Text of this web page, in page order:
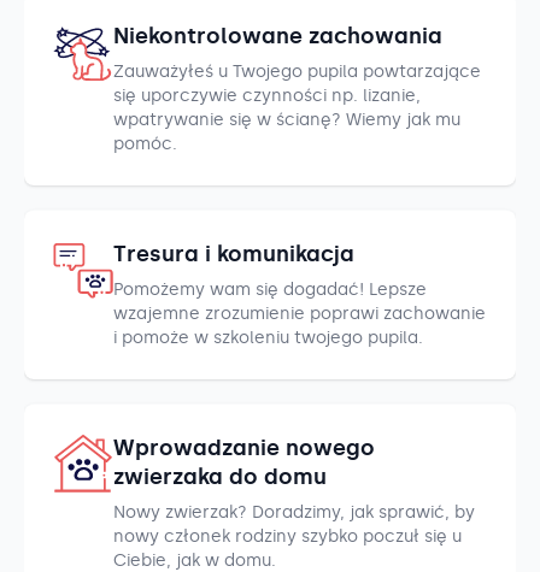
Niekontrolowane zachowania
Zauważyłeś u Twojego pupila powtarzające
się uporczywie czynności np. lizanie,
wpatrywanie się w ścianę? Wiemy jak mu
pomóc.
Tresura i komunikacja
Pomożemy wam się dogadać! Lepsze
wzajemne zrozumienie poprawi zachowanie
i pomoże w szkoleniu twojego pupila.
Wprowadzanie nowego
zwierzaka do domu
Nowy zwierzak? Doradzimy, jak sprawić, by
nowy członek rodziny szybko poczuł się u
Ciebie, jak w domu.